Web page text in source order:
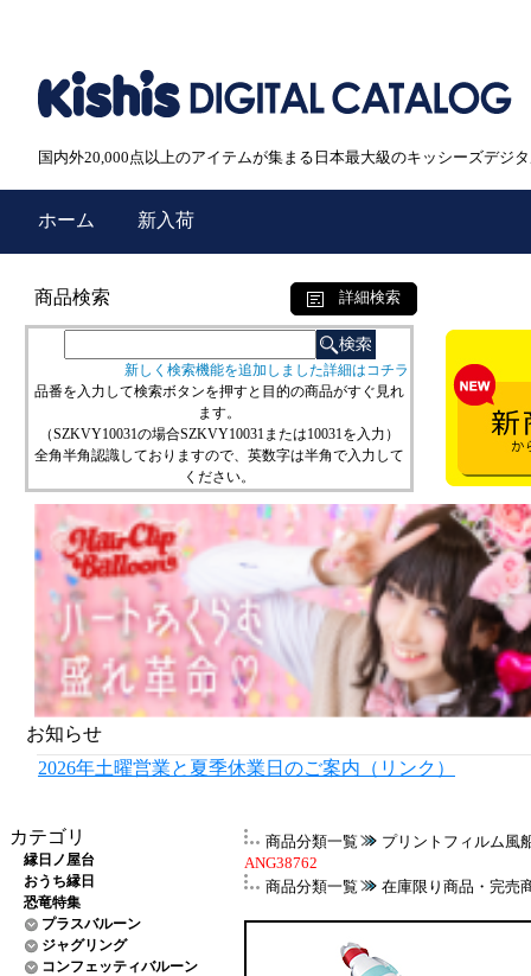
国内外20,000点以上のアイテムが集まる日本最大級のキッシーズデジ
ホーム 新入荷
商品検索 詳細検索
新しく検索機能を追加しました詳細はコチラ
品番を入力して検索ボタンを押すと目的の商品がすぐ見れ
ます。
（SZKVY10031の場合SZKVY10031または10031を入力）
全角半角認識しておりますので、英数字は半角で入力して
ください。
お知らせ
2026年土曜営業と夏季休業日のご案内（リンク）
カテゴリ
縁日ノ屋台
おうち縁日
恐竜特集
プラスバルーン
ジャグリング
コンフェッティバルーン
商品分類一覧
プリントフィルム風
ANG38762
商品分類一覧
在庫限り商品・完売